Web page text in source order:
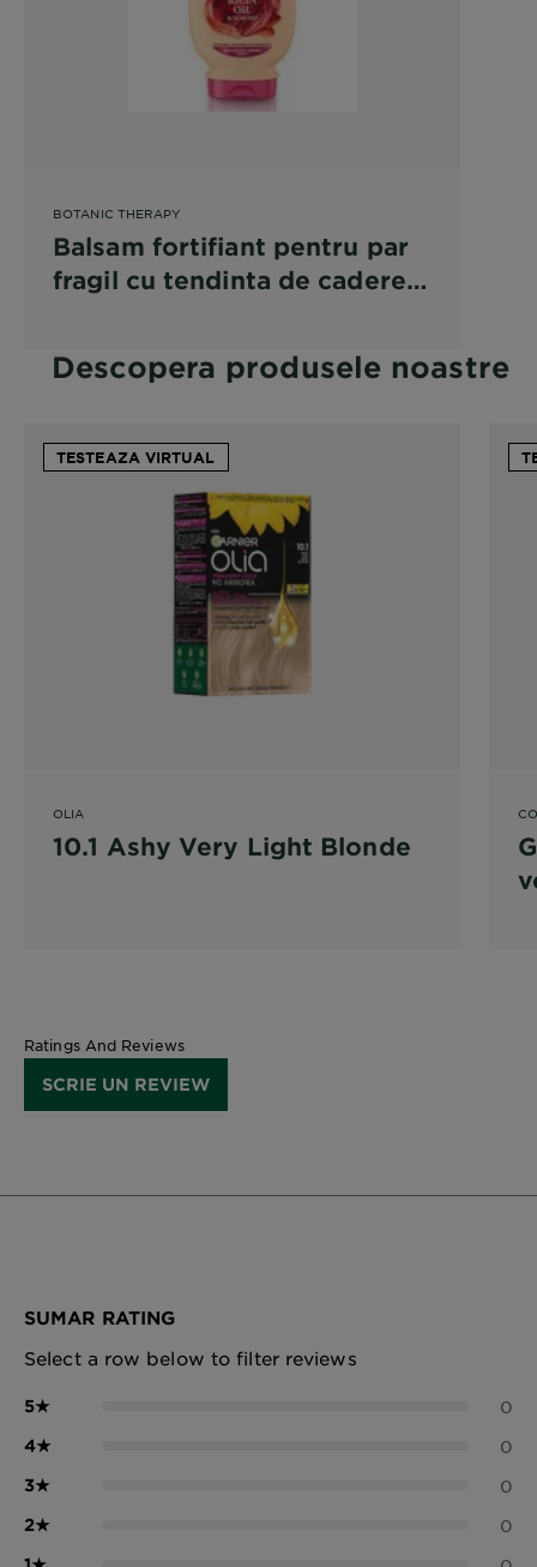
BOTANIC THERAPY
Balsam fortifiant pentru par
fragil cu tendinta de cadere
Descopera produsele noastre
TESTEAZA VIRTUAL
OLIA
10.1 Ashy Very Light Blonde
Ratings And Reviews
SCRIE UN REVIEW
SUMAR RATING
Select a row below to filter reviews
5★ 0
4★ 0
3★ 0
2★ 0